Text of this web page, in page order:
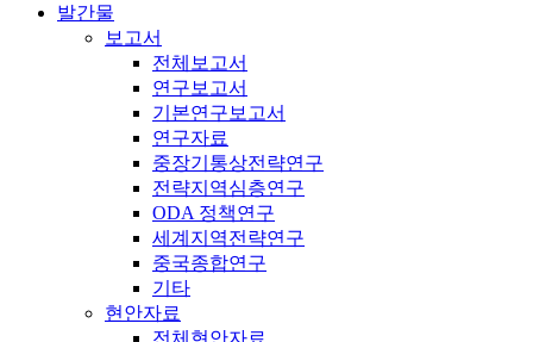
발간물
보고서
전체보고서
연구보고서
기본연구보고서
연구자료
중장기통상전략연구
전략지역심층연구
ODA 정책연구
세계지역전략연구
중국종합연구
기타
현안자료
전체현안자료